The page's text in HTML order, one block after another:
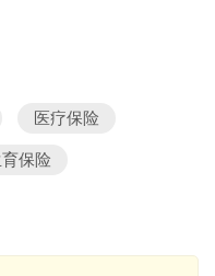
医疗保险
保险